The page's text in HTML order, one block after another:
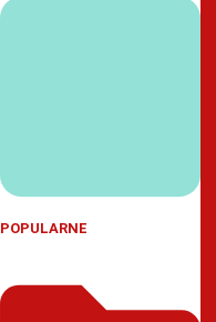
POPULARNE